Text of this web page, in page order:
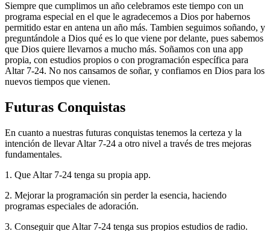
Siempre que cumplimos un año celebramos este tiempo con un
programa especial en el que le agradecemos a Dios por habernos
permitido estar en antena un año más. Tambien seguimos soñando, y
preguntándole a Dios qué es lo que viene por delante, pues sabemos
que Dios quiere llevarnos a mucho más. Soñamos con una app
propia, con estudios propios o con programación específica para
Altar 7-24. No nos cansamos de soñar, y confiamos en Dios para los
nuevos tiempos que vienen.
Futuras Conquistas
En cuanto a nuestras futuras conquistas tenemos la certeza y la
intención de llevar Altar 7-24 a otro nivel a través de tres mejoras
fundamentales.
1. Que Altar 7-24 tenga su propia app.
2. Mejorar la programación sin perder la esencia, haciendo
programas especiales de adoración.
3. Conseguir que Altar 7-24 tenga sus propios estudios de radio.